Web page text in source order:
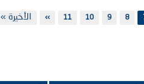
الصفحة
8 الصفحة
9 الصفحة
10 الصفحة
11
Next
››
Last
الأخيرة »